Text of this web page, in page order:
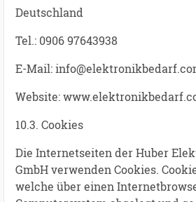
Deutschland
Tel.: 0906 97643938
E-Mail:
Website:
10.3. Cookies
Die Internetseiten der Huber
GmbH verwenden Cookies.
welche über einen